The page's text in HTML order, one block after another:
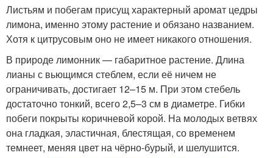
Листьям и побегам присущ характерный аромат цедры
лимона, именно этому растение и обязано названием.
Хотя к цитрусовым оно не имеет никакого отношения.
В природе лимонник — габаритное растение. Длина
лианы с вьющимся стеблем, если её ничем не
ограничивать, достигает 12–15 м. При этом стебель
достаточно тонкий, всего 2,5–3 см в диаметре. Гибки
побеги покрыты коричневой корой. На молодых ветвях
она гладкая, эластичная, блестящая, со временем
темнеет, меняя цвет на чёрно-бурый, и шелушится.